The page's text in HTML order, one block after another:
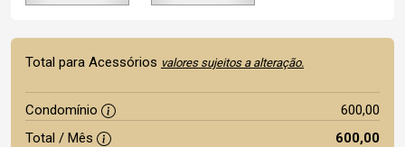
Total para Acessórios valores sujeitos a alteração.
Condomínio
600,00
Total / Mês
600,00